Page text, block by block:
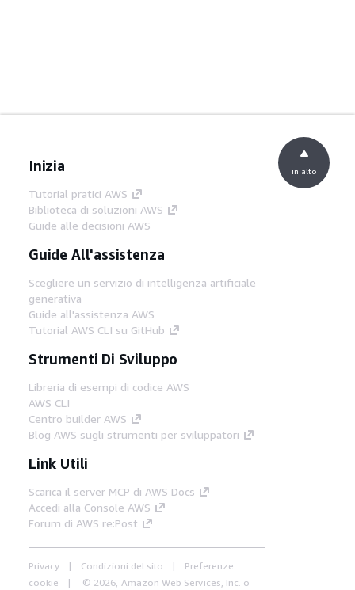
Inizia
Tutorial pratici AWS
Biblioteca di soluzioni AWS
Guide alle decisioni AWS
Guide All'assistenza
Scegliere un servizio di intelligenza artificiale
generativa
Guide all'assistenza AWS
Tutorial AWS CLI su GitHub
Strumenti Di Sviluppo
Libreria di esempi di codice AWS
AWS CLI
Centro builder AWS
Blog AWS sugli strumenti per sviluppatori
Link Utili
Scarica il server MCP di AWS Docs
Accedi alla Console AWS
Forum di AWS re:Post
Privacy Condizioni del sito
Preferenze
cookie
© 2026, Amazon Web Services, Inc. o
in alto